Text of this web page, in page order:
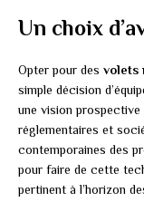
Un choix
Opter pour des volets
simple décision
une vision prospective
réglementaires et
contemporaines des
pour faire de cette
pertinent à l’horizon